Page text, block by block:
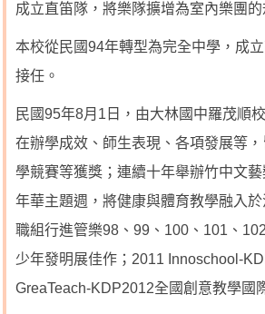
成立直笛隊，將樂隊擴增為室內樂團
本校從民國94年轉型為完全中學，成
接任。
民國95年8月1日，由大林國中羅茂順
在辦學成效、師生表現、各項發展等
學競賽等獲獎；連續十年舉辦竹中文
年華主題週，將健康與體育教學融入
職組行進管樂98、99、100、101、
少年發明展佳作；2011 Innoschool-
GreaTeach-KDP2012全國創意教學國